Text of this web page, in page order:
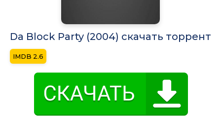
Da Block Party (2004) скачать торрент
2.6